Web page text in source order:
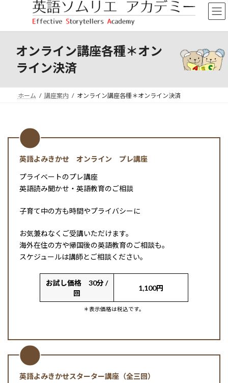
ッ
移
オンライン講座各種＊オン
ライン決済
ホーム 講座案内 オンライン講座各種＊オンライン決済
英語よみきかせ オンライン プレ講座
プライベートのプレ講座
英語読み聞かせ・英語教育のご相談
子育て中の方も時間やプライバシーに
お気兼ねなくご受講いただけます。
海外在住の方や帰国後の英語教育のご相談も。
スケジュールは講師とご相談ください。
お試し価格 30分 /
回
1,100円
＊表示価格は税込です。
英語よみきかせスターター講座（全三回）